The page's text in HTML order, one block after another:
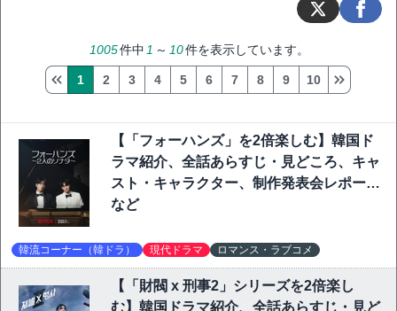
1005件中 1 ～ 10件を表示しています。
1 2 3 4 5 6 7 8 9 10
【「フォーハンズ」を2倍楽しむ】韓国ド
ラマ紹介、全話あらすじ・見どころ、キャ
スト・キャラクター、制作発表会レポート
など
韓流コーナー（韓ドラ） 現代ドラマ ロマンス・ラブコメ
【「財閥 x 刑事2」シリーズを2倍楽し
む】韓国ドラマ紹介、全話あらすじ・見ど